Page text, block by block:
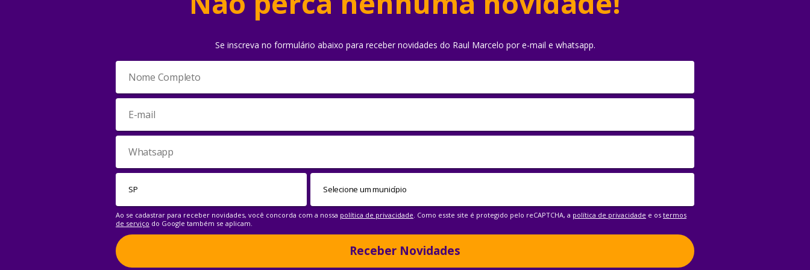
Se inscreva no formulário abaixo para receber novidades do Raul Marcelo por e-mail e whatsapp.
Ao se cadastrar para receber novidades, você concorda com a nossa política de privacidade . Como esste site é protegido pelo reCAPTCHA, a política de privacidade e os termos
de serviço do Google também se aplicam.
Receber Novidades